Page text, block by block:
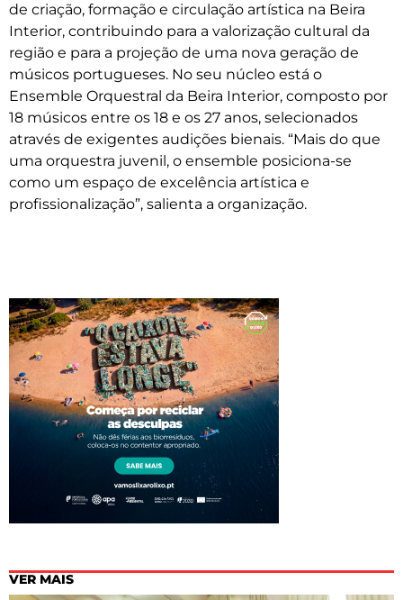
de criação, formação e circulação artística na Beira
Interior, contribuindo para a valorização cultural da
região e para a projeção de uma nova geração de
músicos portugueses. No seu núcleo está o
Ensemble Orquestral da Beira Interior, composto por
18 músicos entre os 18 e os 27 anos, selecionados
através de exigentes audições bienais. “Mais do que
uma orquestra juvenil, o ensemble posiciona-se
como um espaço de excelência artística e
profissionalização”, salienta a organização.
VER MAIS